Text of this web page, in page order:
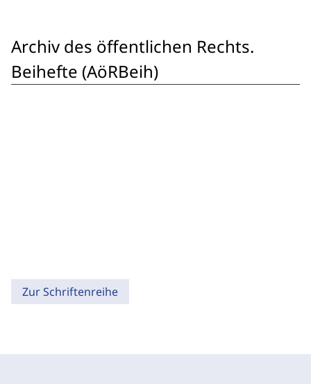
Archiv des öffentlichen Rechts.
Beihefte (AöRBeih)
Zur Schriftenreihe